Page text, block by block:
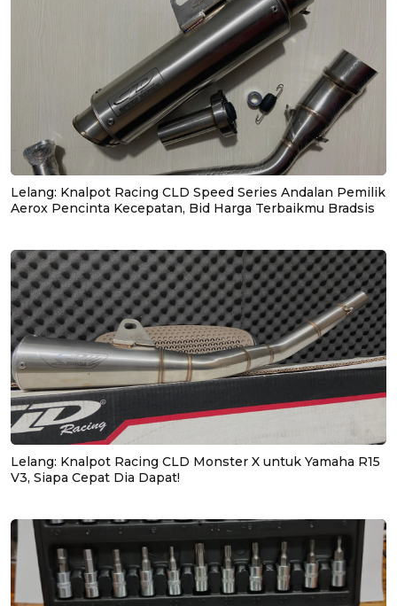
Lelang: Knalpot Racing CLD Speed Series Andalan Pemilik
Aerox Pencinta Kecepatan, Bid Harga Terbaikmu Bradsis
Lelang: Knalpot Racing CLD Monster X untuk Yamaha R15
V3, Siapa Cepat Dia Dapat!